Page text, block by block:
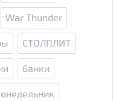
War Thunder
СТОЛПЛИТ
банки